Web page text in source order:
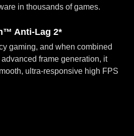
in thousands of games.
Anti-Lag 2*
gaming, and when combined
frame generation, it
ultra-responsive high FPS